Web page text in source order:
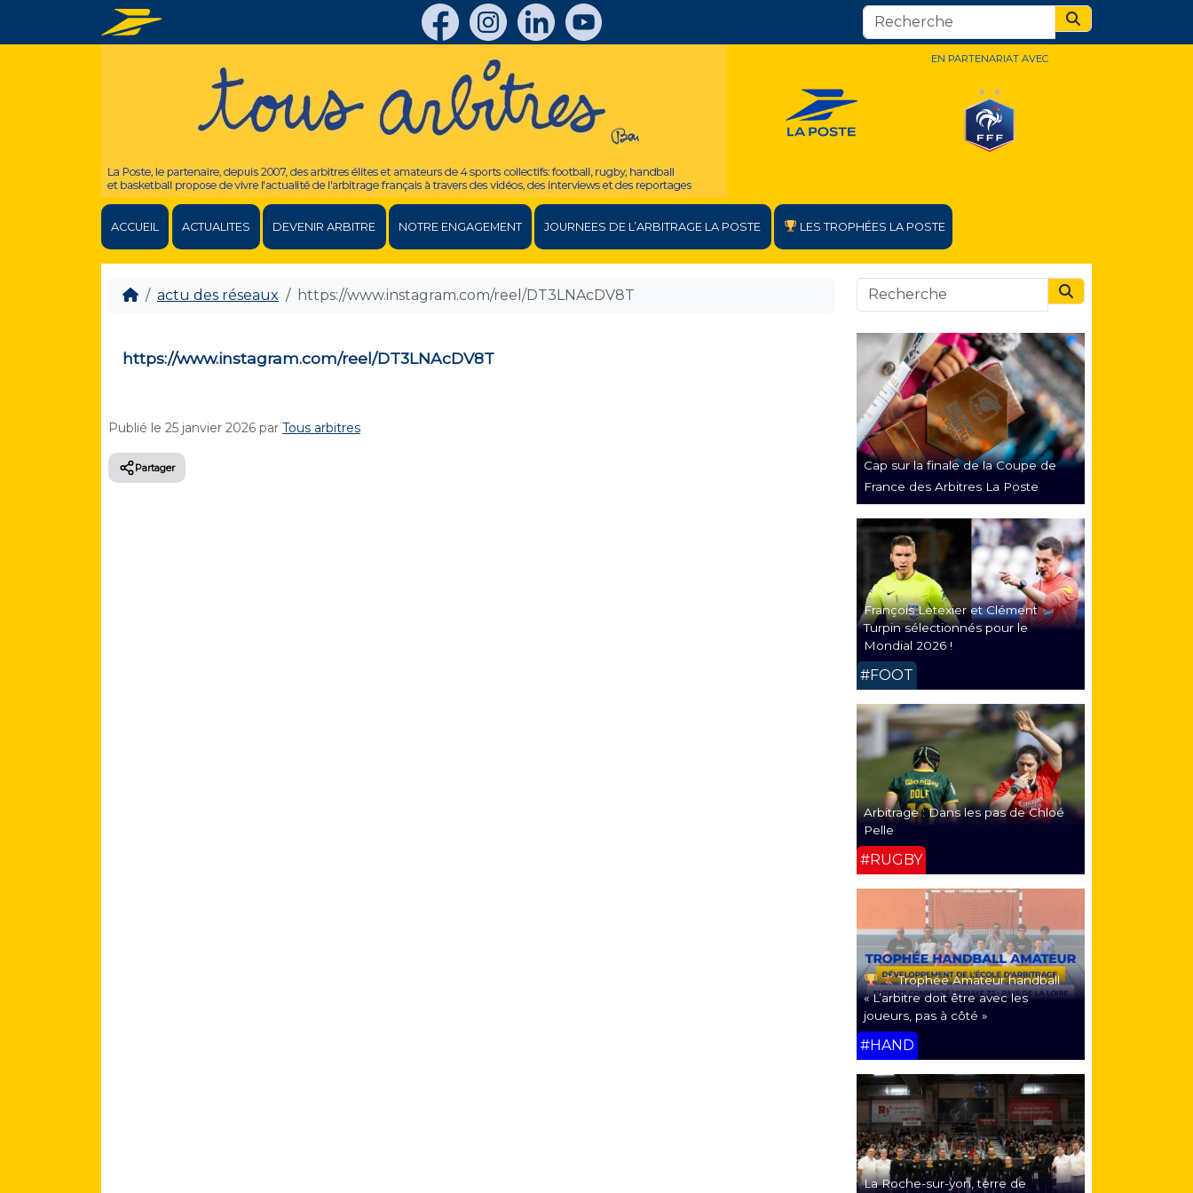
Search
EN PARTENARIAT AVEC
ACCUEIL ACTUALITES DEVENIR ARBITRE NOTRE ENGAGEMENT JOURNEES DE L’ARBITRAGE LA POSTE LES TROPHÉES LA POSTE
actu des réseaux https://www.instagram.com/reel/DT3LNAcDV8T
https://www.instagram.com/reel/DT3LNAcDV8T
Publié le 25 janvier 2026 par Tous arbitres
Partager
Search
Cap sur la finale de la Coupe de
France des Arbitres La Poste
François Letexier et Clément
Turpin sélectionnés pour le
Mondial 2026 !
#FOOT
Arbitrage : Dans les pas de Chloé
Pelle
#RUGBY
Trophée Amateur handball
« L’arbitre doit être avec les
joueurs, pas à côté »
#HAND
La Roche-sur-yon, terre de